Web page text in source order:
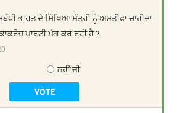
ਭਾਰਤ ਦੇ ਸਿੱਖਿਆ ਮੰਤਰੀ ਨੂੰ ਅਸਤੀਫਾ ਚਾਹੀਦਾ
ਪਾਰਟੀ ਮੰਗ ਕਰ ਰਹੀ ਹੈ ?
ਨਹੀਂ ਜੀ